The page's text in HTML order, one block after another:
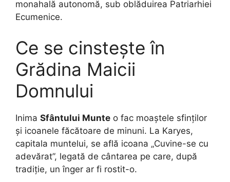
monahală autonomă, sub oblăduirea Patriarhiei
Ecumenice.
Ce se cinstește în
Grădina Maicii
Domnului
Inima Sfântului Munte o fac moaștele sfinților
și icoanele făcătoare de minuni. La Karyes,
capitala muntelui, se află icoana „Cuvine-se cu
adevărat”, legată de cântarea pe care, după
tradiție, un înger ar fi rostit-o.